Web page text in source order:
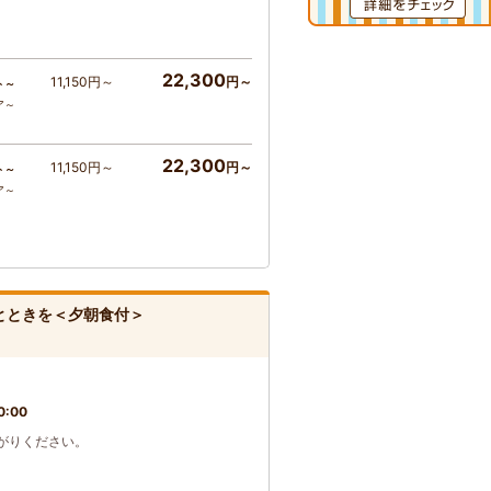
～
～
11,150円～ 22,300円～
～
～
11,150円～ 22,300円～
きを＜夕朝食付＞
ください。